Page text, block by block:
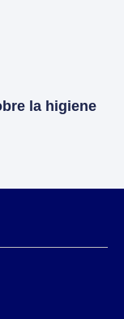
la higiene